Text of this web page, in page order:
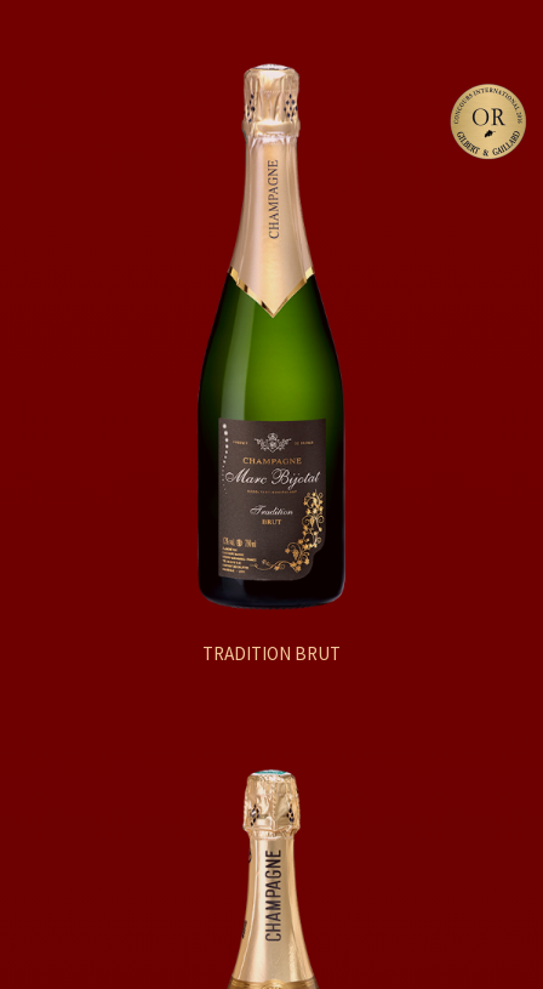
TRADITION BRUT